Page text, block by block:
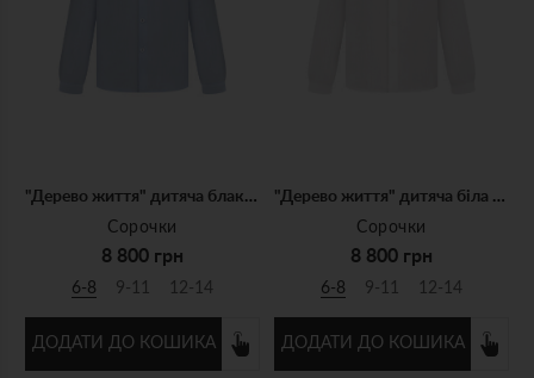
"Дерево життя" дитяча блакитна сорочка
Сорочки
8 800 грн
6-8 9-11 12-14
ДОДАТИ ДО КОШИКА
"Дерево життя" дитяча біла сорочка
Сорочки
8 800 грн
6-8 9-11 12-14
ДОДАТИ ДО КОШИКА